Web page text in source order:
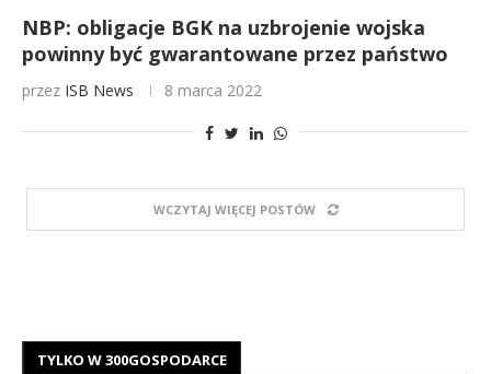
NBP: obligacje BGK na uzbrojenie wojska
powinny być gwarantowane przez państwo
przez ISB News 8 marca 2022
WCZYTAJ WIĘCEJ POSTÓW
TYLKO W 300GOSPODARCE